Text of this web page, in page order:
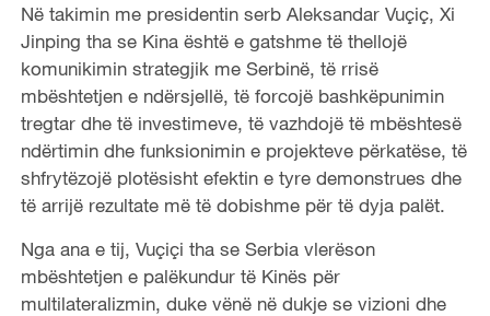
Në takimin me presidentin serb Aleksandar Vuçiç, Xi
Jinping tha se Kina është e gatshme të thellojë
komunikimin strategjik me Serbinë, të rrisë
mbështetjen e ndërsjellë, të forcojë bashkëpunimin
tregtar dhe të investimeve, të vazhdojë të mbështesë
ndërtimin dhe funksionimin e projekteve përkatëse, të
shfrytëzojë plotësisht efektin e tyre demonstrues dhe
të arrijë rezultate më të dobishme për të dyja palët.
Nga ana e tij, Vuçiçi tha se Serbia vlerëson
mbështetjen e palëkundur të Kinës për
multilateralizmin, duke vënë në dukje se vizioni dhe